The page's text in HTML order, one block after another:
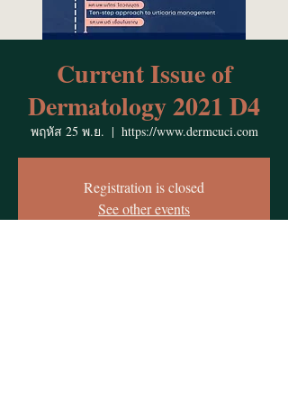
Current Issue of
Dermatology 2021 D4
พฤหัส 25 พ.ย.
  |
https://www.dermcuci.com
Registration is closed
See other events